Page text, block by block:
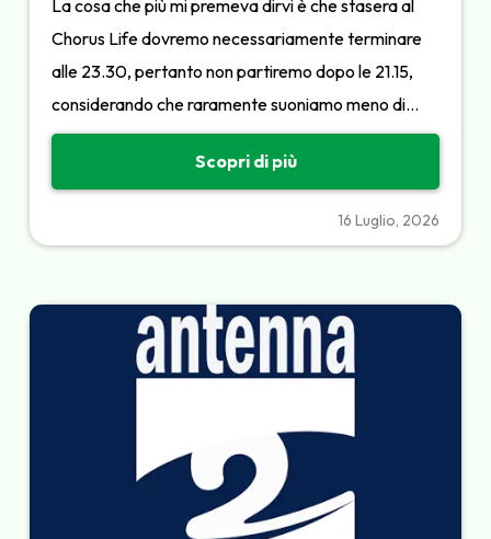
La cosa che più mi premeva dirvi è che stasera al
Chorus Life dovremo necessariamente terminare
alle 23.30, pertanto non partiremo dopo le 21.15,
considerando che raramente suoniamo meno di…
Scopri di più
16 Luglio, 2026